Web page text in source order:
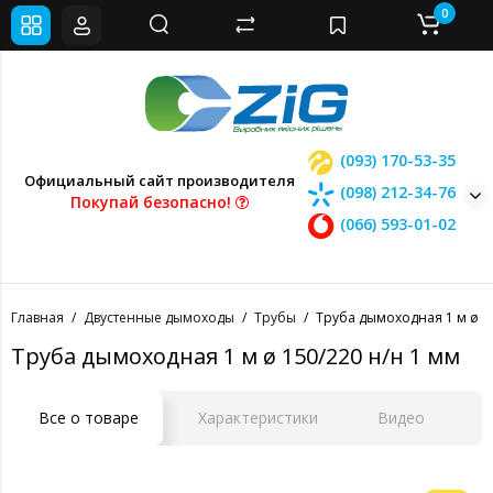
Официальный сайт производителя
Покупай безопасно!
(093) 170-53-35
(098) 212-34-76
(066) 593-01-02
0
Главная Двустенные дымоходы Трубы Труба дымоходная 1 м ø
Труба дымоходная 1 м ø 150/220 н/н 1 мм
Все о товаре Характеристики Видео